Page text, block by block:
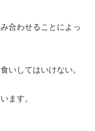
合わせることによっ
いしてはいけない。
ます。